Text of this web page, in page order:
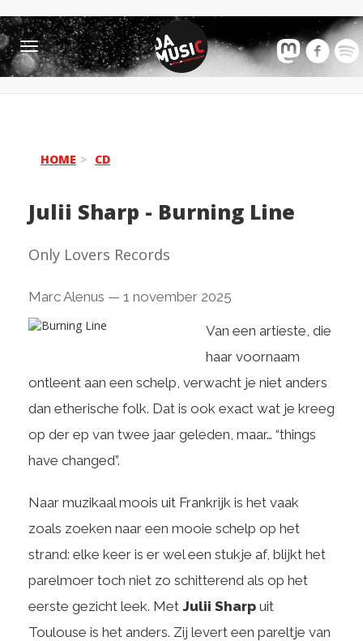
Toggle
navigation
HOME CD
Julii Sharp - Burning Line
Only Lovers Records
Marc Alenus — 1 november 2025
Van een artieste, die
haar voornaam
ontleent aan een schelp, verwacht je niet anders
dan etherische folk. Dat is ook exact wat je kreeg
op der ep van twee jaar geleden, maar… “things
have changed”.
Naar muzikaal moois uit Frankrijk is het vaak
zoals zoeken naar een mooie schelp op het
strand: elke keer is er wel een stukje af, blijkt het
parelmoer toch niet zo schitterend als op het
eerste gezicht leek. Met Julii Sharp uit
Toulouse is het anders. Zij levert een pareltje van